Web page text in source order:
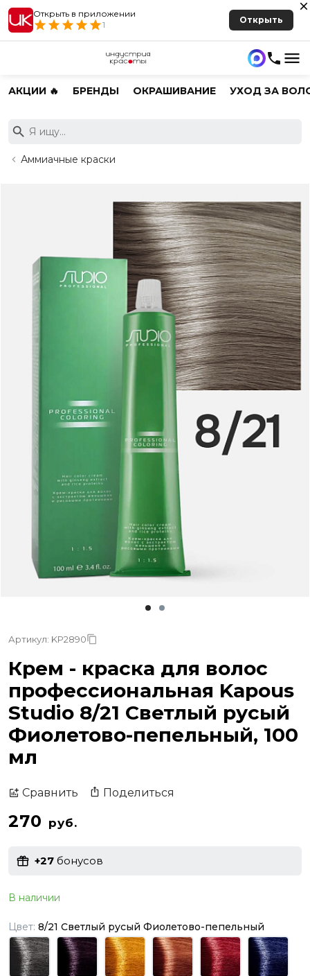
Открыть в приложении
1
Открыть
АКЦИИ 🔥 БРЕНДЫ ОКРАШИВАНИЕ УХОД ЗА
Аммиачные краски
Артикул: KP2890
Крем - краска для волос
профессиональная Kapous
Studio 8/21 Светлый русый
Фиолетово-пепельный, 100
мл
Сравнить Поделиться
270 руб.
+27 бонусов
В наличии
Цвет: 8/21 Светлый русый Фиолетово-пепельный